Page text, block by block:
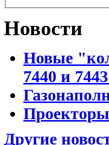
Новости
Новые
7440 и
Проекторы
Другие